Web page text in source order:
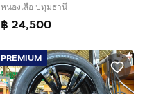
หนองเสือ ปทุมธานี
฿ 24,500
PREMIUM